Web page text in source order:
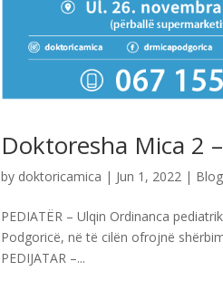
Doktoresha Mica 2
by doktoricamica | Jun 1, 2022 | Blog
PEDIATËR – Ulqin Ordinanca
Podgoricë, në të cilën ofrojnë
PEDIJATAR –...